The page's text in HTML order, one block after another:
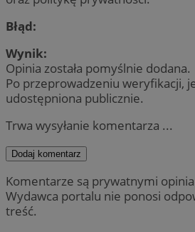
Błąd:
Wynik:
Opinia została pomyślnie dodana.
Po przeprowadzeniu weryfikacji,
udostępniona publicznie.
Trwa wysyłanie komentarza ...
Dodaj komentarz
Komentarze są prywatnymi
Wydawca portalu nie ponosi
treść.